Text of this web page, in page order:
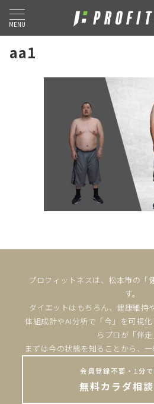
MENU
aa1
プロフィットネスは、松本市の「
す。
ダイエットはもちろん、健康維持
体組成計やAI分析で「今」を可視
らプロが「伴走
まずは今の状態を知ることから、一
会員登録不要・1分
無料カラダ相